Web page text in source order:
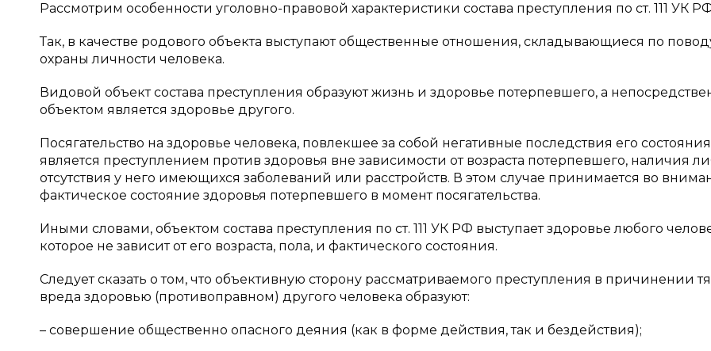
Рассмотрим особенности уголовно-правовой характеристики состава преступления по ст. 111 УК
Так, в качестве родового объекта выступают общественные отношения, складывающиеся по
охраны личности человека.
Видовой объект состава преступления образуют жизнь и здоровье потерпевшего, а
объектом является здоровье другого.
Посягательство на здоровье человека, повлекшее за собой негативные последствия его
является преступлением против здоровья вне зависимости от возраста потерпевшего, наличия
отсутствия у него имеющихся заболеваний или расстройств. В этом случае принимается во
фактическое состояние здоровья потерпевшего в момент посягательства.
Иными словами, объектом состава преступления по ст. 111 УК РФ выступает здоровье любого
которое не зависит от его возраста, пола, и фактического состояния.
Следует сказать о том, что объективную сторону рассматриваемого преступления в причинении
вреда здоровью (противоправном) другого человека образуют:
– совершение общественно опасного деяния (как в форме действия, так и бездействия);